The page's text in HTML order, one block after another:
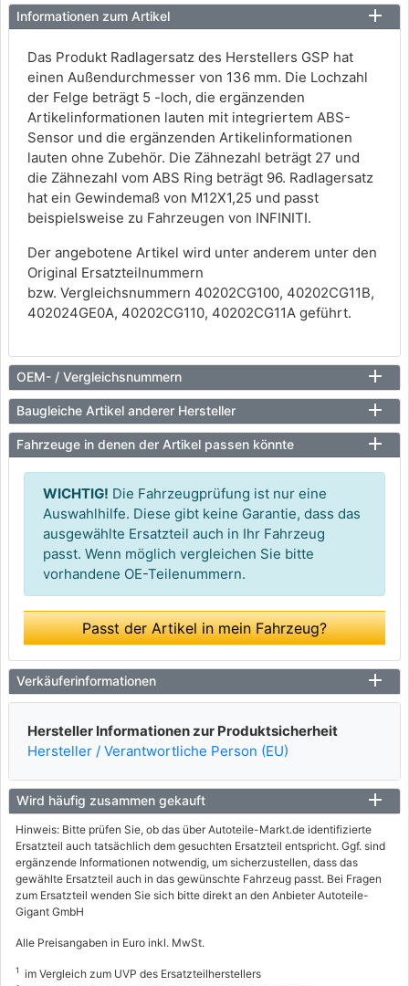
Informationen zum Artikel
Das Produkt Radlagersatz des Herstellers GSP hat
einen Außendurchmesser von 136 mm. Die Lochzahl
der Felge beträgt 5 -loch, die ergänzenden
Artikelinformationen lauten mit integriertem ABS-
Sensor und die ergänzenden Artikelinformationen
lauten ohne Zubehör. Die Zähnezahl beträgt 27 und
die Zähnezahl vom ABS Ring beträgt 96. Radlagersatz
hat ein Gewindemaß von M12X1,25 und passt
beispielsweise zu Fahrzeugen von INFINITI.
Der angebotene Artikel wird unter anderem unter den
Original Ersatzteilnummern
bzw. Vergleichsnummern 40202CG100, 40202CG11B,
402024GE0A, 40202CG110, 40202CG11A geführt.
OEM- / Vergleichsnummern
Baugleiche Artikel anderer Hersteller
Fahrzeuge in denen der Artikel passen könnte
WICHTIG! Die Fahrzeugprüfung ist nur eine
Auswahlhilfe. Diese gibt keine Garantie, dass das
ausgewählte Ersatzteil auch in Ihr Fahrzeug
passt. Wenn möglich vergleichen Sie bitte
vorhandene OE-Teilenummern.
Passt der Artikel in mein Fahrzeug?
Verkäuferinformationen
Hersteller Informationen zur Produktsicherheit
Hersteller / Verantwortliche Person (EU)
Wird häufig zusammen gekauft
Hinweis: Bitte prüfen Sie, ob das über Autoteile-Markt.de identifizierte
Ersatzteil auch tatsächlich dem gesuchten Ersatzteil entspricht. Ggf. sind
ergänzende Informationen notwendig, um sicherzustellen, dass das
gewählte Ersatzteil auch in das gewünschte Fahrzeug passt. Bei Fragen
zum Ersatzteil wenden Sie sich bitte direkt an den Anbieter Autoteile-
Gigant GmbH
Alle Preisangaben in Euro inkl. MwSt.
1 im Vergleich zum UVP des Ersatzteilherstellers